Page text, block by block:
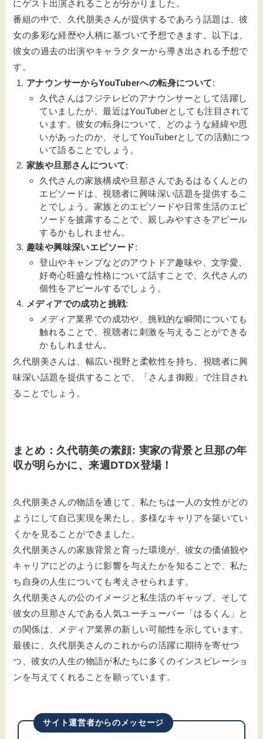
にゲスト出演されることが分かりました。
番組の中で、久代朋美さんが提供するであろう話題は、彼
女の多彩な経歴や人柄に基づいて予想できます。以下は、
彼女の過去の出演やキャラクターから導き出される予想で
す。
アナウンサーからYouTuberへの転身について:
久代さんはフジテレビのアナウンサーとして活躍し
ていましたが、最近はYouTuberとしても注目されて
います。彼女の転身について、どのような経緯や思
いがあったのか、そしてYouTuberとしての活動につ
いて語ることでしょう。
家族や旦那さんについて:
久代さんの家族構成や旦那さんであるはるくんとの
エピソードは、視聴者に興味深い話題を提供するこ
とでしょう。家族とのエピソードや日常生活のエピ
ソードを披露することで、親しみやすさをアピール
するかもしれません。
趣味や興味深いエピソード:
登山やキャンプなどのアウトドア趣味や、文学愛、
好奇心旺盛な性格について話すことで、久代さんの
個性をアピールするでしょう。
メディアでの成功と挑戦:
メディア業界での成功や、挑戦的な瞬間についても
触れることで、視聴者に刺激を与えることができる
かもしれません。
久代朋美さんは、幅広い視野と柔軟性を持ち、視聴者に興
味深い話題を提供することで、「さんま御殿」で注目され
ることでしょう。
まとめ：久代萌美の素顔: 実家の背景と旦那の年
収が明らかに、来週DTDX登場！
久代朋美さんの物語を通じて、私たちは一人の女性がどの
ようにして自己実現を果たし、多様なキャリアを築いてい
くかを見ることができました。
久代朋美さんの家族背景と育った環境が、彼女の価値観や
キャリアにどのように影響を与えたかを知ることで、私た
ち自身の人生についても考えさせられます。
久代朋美さんの公のイメージと私生活のギャップ、そして
彼女の旦那さんである人気ユーチューバー「はるくん」と
の関係は、メディア業界の新しい可能性を示しています。
最後に、久代朋美さんのこれからの活躍に期待を寄せつ
つ、彼女の人生の物語が私たちに多くのインスピレーショ
ンを与えてくれることを願っています。
サイト運営者からのメッセージ